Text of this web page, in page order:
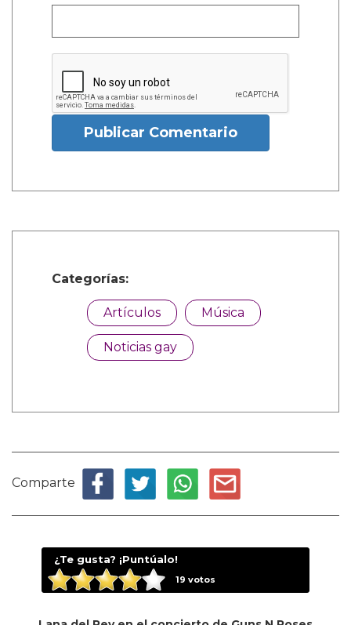
Publicar Comentario
Categorías:
Artículos Música
Noticias gay
Comparte
¿Te gusta? ¡Puntúalo!
19 votos